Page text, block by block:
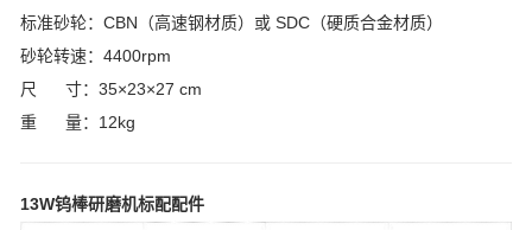
标准砂轮：CBN（高速钢材质）或 SDC（硬质合金材质）
砂轮转速：4400rpm
尺 寸：35×23×27 cm
重 量：12kg
13W钨棒研磨机标配配件